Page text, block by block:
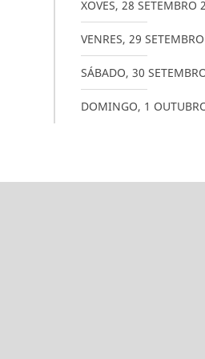
XOVES, 28 SETEMBRO
VENRES, 29 SETEMBRO
SÁBADO, 30
DOMINGO, 1